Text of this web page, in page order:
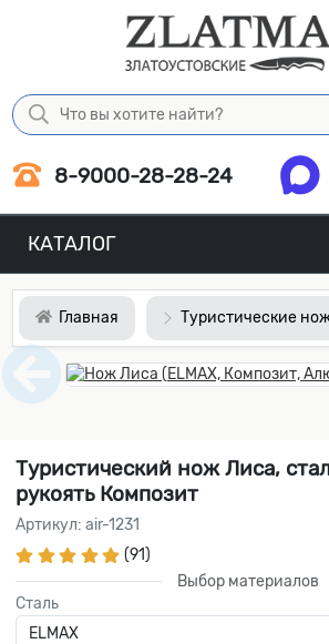
8-9000-28-28-24
КАТАЛОГ
Главная Туристические
Туристический нож Лиса,
рукоять Композит
Артикул: air-1231
(91)
Выбор материалов
Сталь